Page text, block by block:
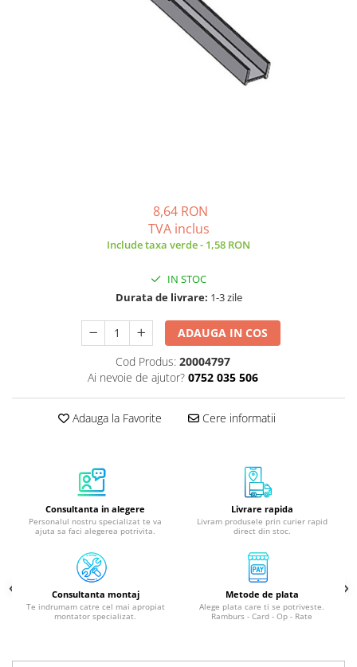
Invertoare monofazate on-grid
SOLUTII MONITORIZARE GPS
Dispozitive monitorizare
Baterii&Acumulatori portabili
8,64 RON
TVA inclus
Include taxa verde - 1,58 RON
IN STOC
Durata de livrare: 1-3 zile
ADAUGA IN COS
Cod Produs: 20004797
Ai nevoie de ajutor? 0752 035 506
Adauga la Favorite Cere informatii
Consultanta in alegere
Personalul nostru specializat te va
ajuta sa faci alegerea potrivita.
Livrare rapida
Livram produsele prin curier rapid
direct din stoc.
Consultanta montaj
Te indrumam catre cel mai apropiat
montator specializat.
Metode de plata
Alege plata care ti se potriveste.
Ramburs - Card - Op - Rate